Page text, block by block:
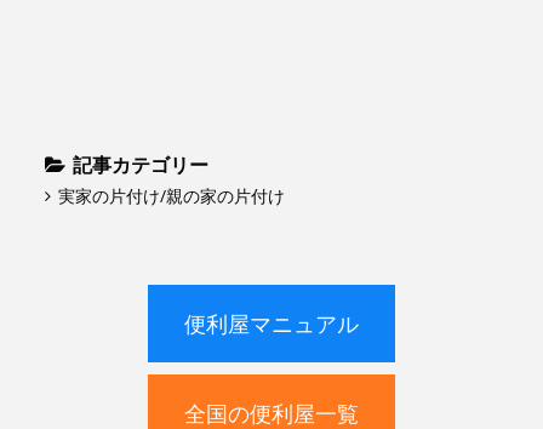
記事カテゴリー
実家の片付け/親の家の片付け
便利屋マニュアル
全国の便利屋一覧